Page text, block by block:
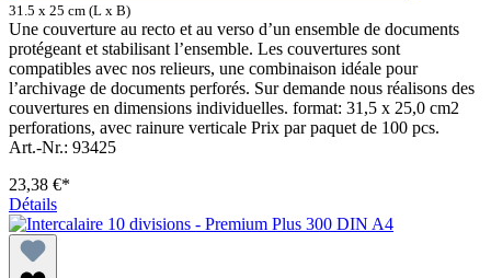
31.5 x 25 cm (L x B)
Une couverture au recto et au verso d’un ensemble de documents
protégeant et stabilisant l’ensemble. Les couvertures sont
compatibles avec nos relieurs, une combinaison idéale pour
l’archivage de documents perforés. Sur demande nous réalisons des
couvertures en dimensions individuelles. format: 31,5 x 25,0 cm2
perforations, avec rainure verticale Prix par paquet de 100 pcs.
Art.-Nr.: 93425
23,38 €*
Détails